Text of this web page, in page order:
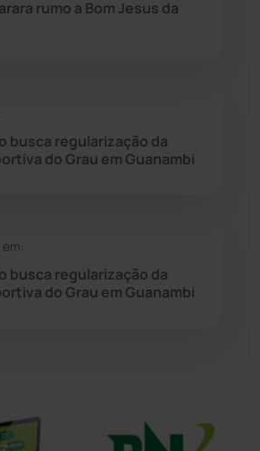
(425)
rumo a Bom Jesus da
busca regularização da
do Grau em Guanambi
busca regularização da
do Grau em Guanambi